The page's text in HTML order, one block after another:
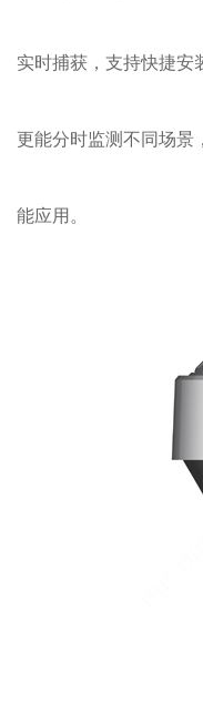
实时捕获，支持快捷安
更能分时监测不同场景
能应用。